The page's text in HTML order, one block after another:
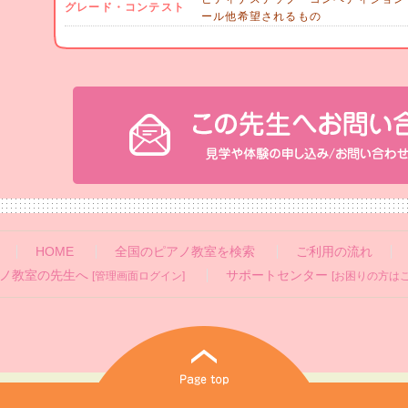
グレード・コンテスト
ール他希望されるもの
HOME 全国のピアノ教室を検索
ご利用の流れ
教室の先生へ [管理画面ログイン] サポートセンター [お困りの方は